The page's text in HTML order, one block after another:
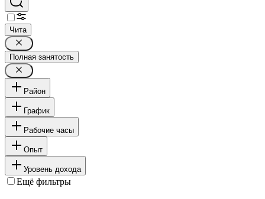
Чита
Полная занятость
Район
График
Рабочие часы
Опыт
Уровень дохода
Ещё фильтры